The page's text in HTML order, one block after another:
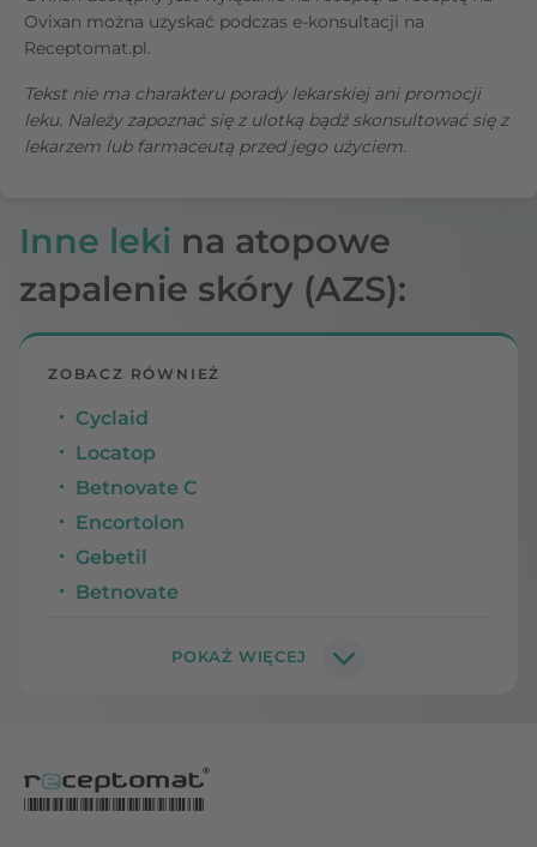
Ovixan można uzyskać podczas e-konsultacji na
Receptomat.pl.
Tekst nie ma charakteru porady lekarskiej ani promocji
leku. Należy zapoznać się z ulotką bądź skonsultować się z
lekarzem lub farmaceutą przed jego użyciem.
Inne leki na atopowe
zapalenie skóry (AZS):
ZOBACZ RÓWNIEŻ
Cyclaid
Locatop
Betnovate C
Encortolon
Gebetil
Betnovate